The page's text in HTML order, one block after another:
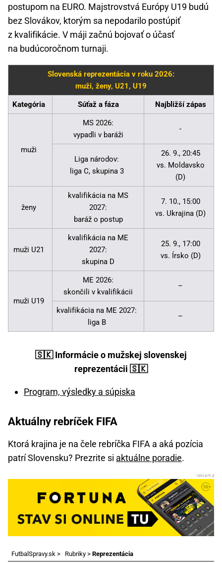
postupom na EURO. Majstrovstvá Európy U19 budú
bez Slovákov, ktorým sa nepodarilo postúpiť
z kvalifikácie. V máji začnú bojovať o účasť
na budúcoročnom turnaji.
Slovenská reprezentácia v roku 2026:
muži, ženy, U21, U19
Kategória Súťaž a fáza Najbližší zápas
muži
MS 2026:
vypadli v baráži
-
Liga národov:
liga C, skupina 3
26. 9., 20:45
vs. Moldavsko
(D)
ženy
kvalifikácia na MS
2027:
baráž o postup
7. 10., 15:00
vs. Ukrajina (D)
muži U21
kvalifikácia na ME
2027:
skupina D
25. 9., 17:00
vs. Írsko (D)
muži U19
ME 2026:
skončili v kvalifikácii
–
kvalifikácia na ME 2027:
liga B
–
🇸🇰 Informácie o mužskej slovenskej
reprezentácii 🇸🇰
Program, výsledky a súpiska
Aktuálny rebríček FIFA
Ktorá krajina je na čele rebríčka FIFA a aká pozícia
patrí Slovensku? Prezrite si aktuálne poradie.
FutbalSpravy.sk > Rubriky > Reprezentácia